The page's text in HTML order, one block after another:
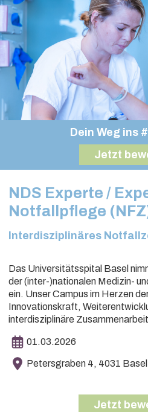
Dein Weg ins
Jetzt
NDS Experte /
Notfallpflege
Interdisziplinäres
Das Universitätsspital Basel
der (inter-)nationalen Medizin-
ein. Unser Campus im Herzen
Innovationskraft,
interdisziplinäre
01.03.2026
Petersgraben 4, 4031 Basel
Jetzt